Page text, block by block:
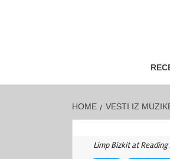
HOME VESTI IZ
Limp Bizkit at